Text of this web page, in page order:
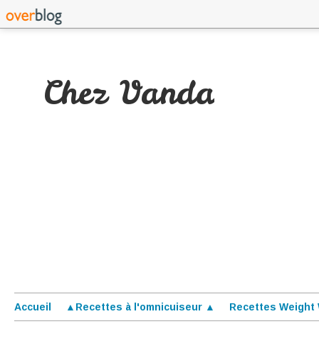
Chez Vanda
Accueil ▲Recettes à l'omnicuiseur ▲ Recettes Weight